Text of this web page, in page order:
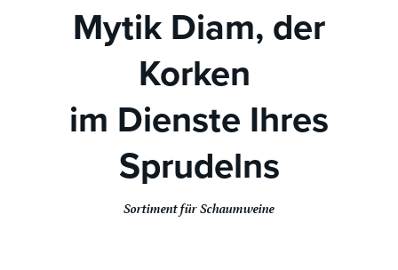
Mytik Diam, der
Korken
im Dienste Ihres
Sprudelns
Sortiment für Schaumweine